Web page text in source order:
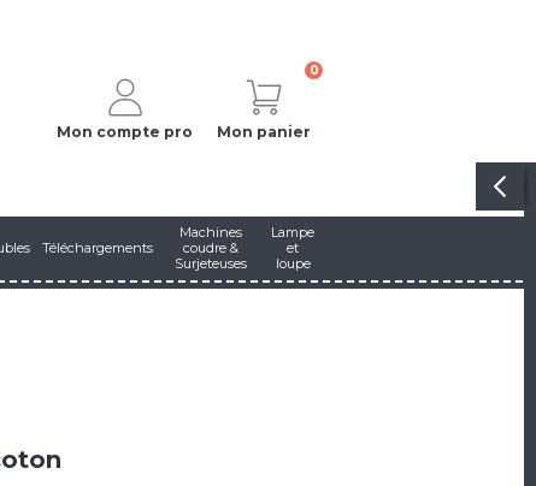
Mon compte pro
0
Mon panier
Téléchargements
Machines
coudre &
Surjeteuses
Lampe
et
loupe